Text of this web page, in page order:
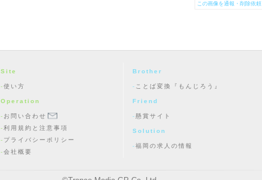
この画像を通報・削除依
Site
使い方
Operation
お問い合わせ
利用規約と注意事項
プライバシーポリシー
会社概要
Brother
ことば変換『もんじろう』
Friend
懸賞サイト
Solution
福岡の求人の情報